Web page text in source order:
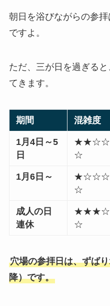
朝日を浴びながらの参
ですよ。
ただ、三が日を過ぎる
てきます。
期間 混雑度
1月4日～5
日
★★☆☆
☆
1月6日～
★☆☆☆
☆
成人の日
連休
★★★☆
☆
穴場の参拝日は、ずば
降）です。